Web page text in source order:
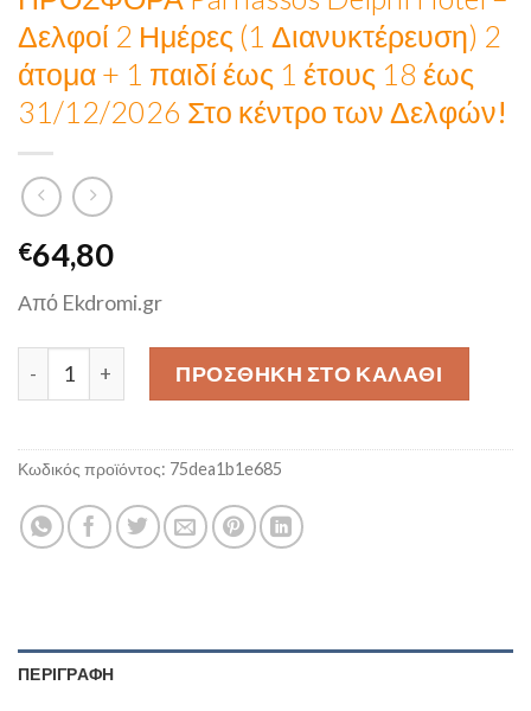
Δελφοί 2 Ημέρες (1 Διανυκτέρευση) 2
άτομα + 1 παιδί έως 1 έτους 18 έως
31/12/2026 Στο κέντρο των Δελφών!
€64,80
Από Ekdromi.gr
ΠΡΟΣΘΉΚΗ ΣΤΟ ΚΑΛΆΘΙ
Κωδικός προϊόντος: 75dea1b1e685
ΠΕΡΙΓΡΑΦΉ